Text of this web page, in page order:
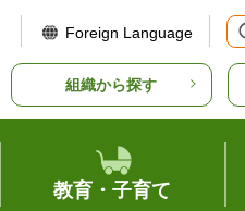
Foreign Language
組織から探す
教育・子育て